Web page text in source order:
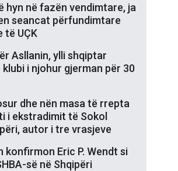
hyn në fazën vendimtare, ja
seancat përfundimtare
të UÇK
Asllanin, ylli shqiptar
i njohur gjerman për 30
dhe nën masa të rrepta
i ekstradimit të Sokol
autor i tre vrasjeve
konfirmon Eric P. Wendt si
së në Shqipëri